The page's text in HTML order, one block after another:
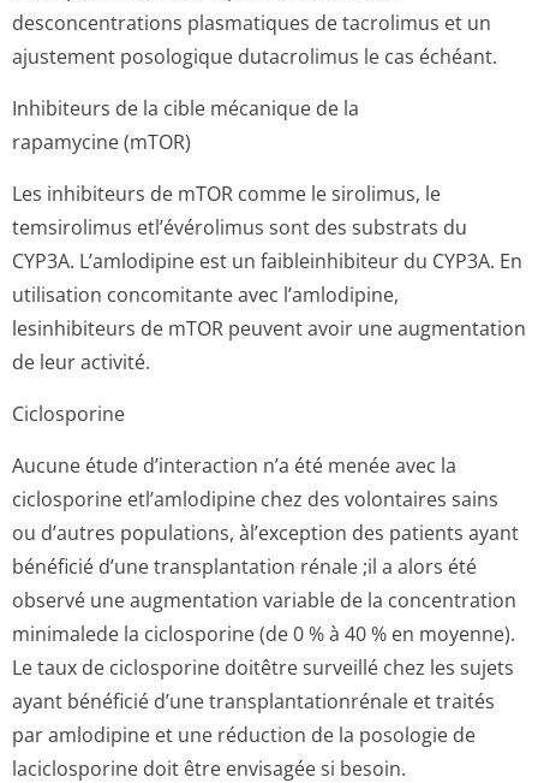
desconcentrations plasmatiques de tacrolimus et un
ajustement posologique dutacrolimus le cas échéant.
Inhibiteurs de la cible mécanique de la
rapamycine (mTOR)
Les inhibiteurs de mTOR comme le sirolimus, le
temsirolimus etl’évérolimus sont des substrats du
CYP3A. L’amlodipine est un faibleinhibiteur du CYP3A. En
utilisation concomitante avec l’amlodipine,
lesinhibiteurs de mTOR peuvent avoir une augmentation
de leur activité.
Ciclosporine
Aucune étude d’interaction n’a été menée avec la
ciclosporine etl’amlodipine chez des volontaires sains
ou d’autres populations, àl’exception des patients ayant
bénéficié d’une transplantation rénale ;il a alors été
observé une augmentation variable de la concentration
minimalede la ciclosporine (de 0 % à 40 % en moyenne).
Le taux de ciclosporine doitêtre surveillé chez les sujets
ayant bénéficié d’une transplantati­onrénale et traités
par amlodipine et une réduction de la posologie de
laciclosporine doit être envisagée si besoin.